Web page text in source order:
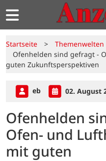
Startseite > Themenwelten
Ofenhelden sind gefragt -
guten Zukunftsperspektiven
eb 02. August
Ofenhelden
Ofen- und
mit guten